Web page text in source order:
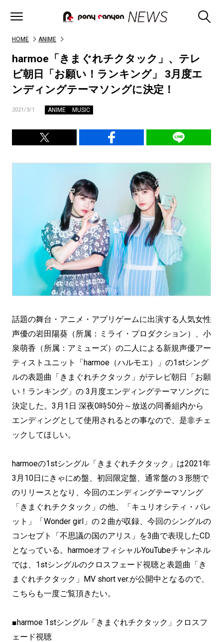
HOME ANIME
harmoe「きまぐれチクタック」、テレ
ビ朝日「お願い！ランキング」 3月度エ
ンディングテーマソングに決定！
2021/3/1 ANIME MUSIC
話題の舞台・アニメ・アプリゲームに出演する人気女性
声優の岩田陽葵（所属：ミライ・プロダクション）、小
泉萌香（所属：アミューズ）の二人による新規声優アー
ティストユニット「harmoe（ハルモエ）」の1stシング
ルの表題曲「きまぐれチクタック」がテレビ朝日「お願
い！ランキング」の 3月度エンディングテーマソングに
決定した。3月1日 深夜0時50分～放送の同番組内から
エンディングとして使用されるとの事なので、是非チェ
ックしてほしい。
harmoeの1stシングル「きまぐれチクタック」は2021年
3月10日にきゃにめ盤、初回限定盤、通常盤の３形態で
のリリースとなり、今回のエンディングテーマソング
「きまぐれチクタック」の他、「キュリオシティ・パレ
ット」「Wonder girl」の２曲が収録、今回のシングルの
コンセプト「不思議の国のアリス」を3曲で表現したCD
となっている。harmoeオフィシャルYouTubeチャンネル
では、1stシングルのクロスフェード視聴と表題曲「き
まぐれチクタック」MV short ver.が公開中となるので、
こちらも一度ご覧頂きたい。
■harmoe 1stシングル「きまぐれチクタック」クロスフ
ェード視聴